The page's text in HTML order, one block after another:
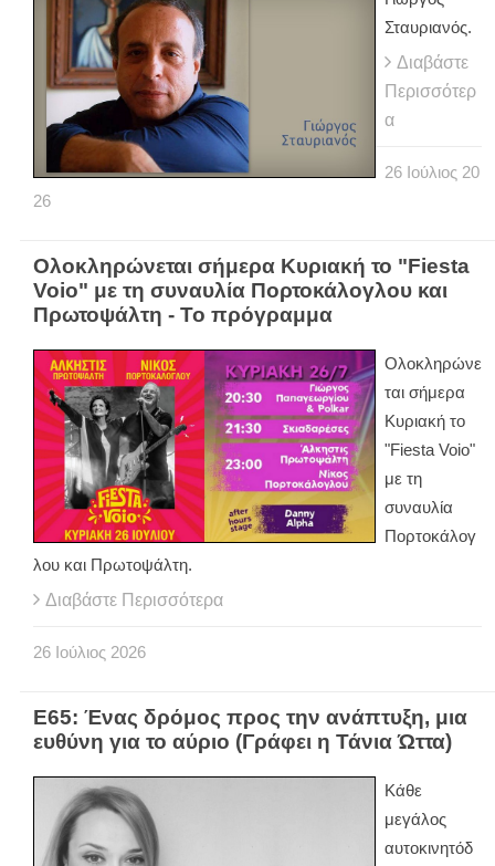
Σταυριανός.
Διαβάστε
Περισσότερ
α
26 Ιούλιος 20
26
Ολοκληρώνεται σήμερα Κυριακή το "Fiesta
Voio" με τη συναυλία Πορτοκάλογλου και
Πρωτοψάλτη - Το πρόγραμμα
Ολοκληρώνε
ται σήμερα
Κυριακή το
"Fiesta Voio"
με τη
συναυλία
Πορτοκάλογ
λου και Πρωτοψάλτη.
Διαβάστε Περισσότερα
26 Ιούλιος 2026
Ε65: Ένας δρόμος προς την ανάπτυξη, μια
ευθύνη για το αύριο (Γράφει η Τάνια Ώττα)
Κάθε
μεγάλος
αυτοκινητόδ